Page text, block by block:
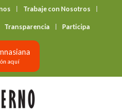
Trabaje con Nosotros
Transparencia Participa
aquí